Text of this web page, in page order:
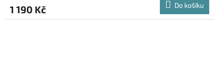
1 190 Kč Do košíku